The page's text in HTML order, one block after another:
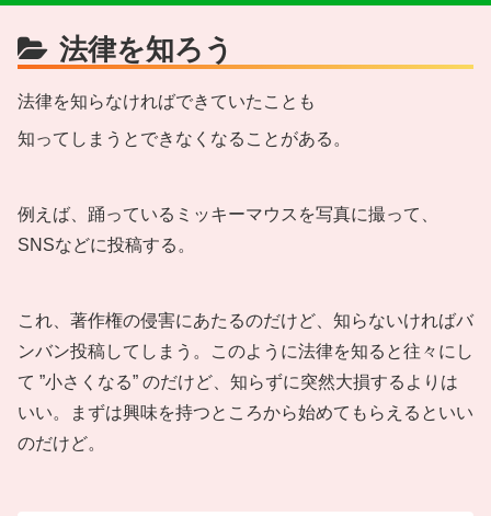
法律を知ろう
法律を知らなければできていたことも
知ってしまうとできなくなることがある。
例えば、踊っているミッキーマウスを写真に撮って、
SNSなどに投稿する。
これ、著作権の侵害にあたるのだけど、知らないければバ
ンバン投稿してしまう。このように法律を知ると往々にし
て ”小さくなる” のだけど、知らずに突然大損するよりは
いい。まずは興味を持つところから始めてもらえるといい
のだけど。